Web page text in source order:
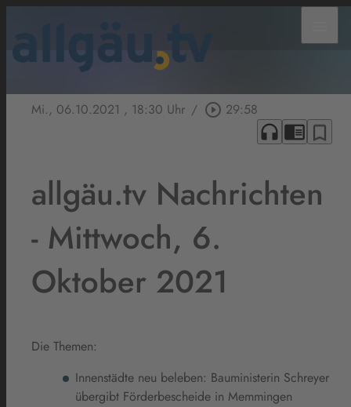
Mi., 06.10.2021 , 18:30 Uhr / play_circle_outline 29:58
headphones chrome_reader_mode bookmark_border
allgäu.tv Nachrichten
- Mittwoch, 6.
Oktober 2021
Die Themen:
Innenstädte neu beleben: Bauministerin Schreyer
übergibt Förderbescheide in Memmingen